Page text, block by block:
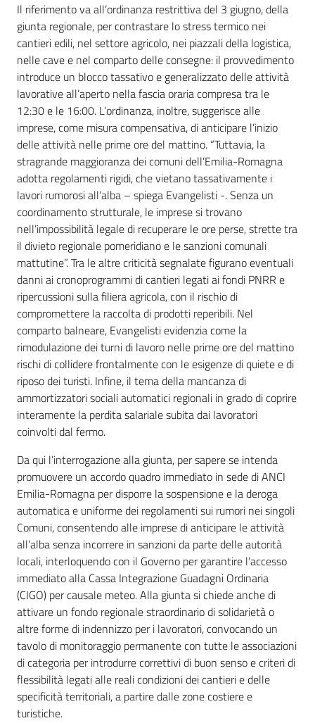
Il riferimento va all’ordinanza restrittiva del 3 giugno, della
giunta regionale, per contrastare lo stress termico nei
cantieri edili, nel settore agricolo, nei piazzali della logistica,
nelle cave e nel comparto delle consegne: il provvedimento
introduce un blocco tassativo e generalizzato delle attività
lavorative all’aperto nella fascia oraria compresa tra le
12:30 e le 16:00. L’ordinanza, inoltre, suggerisce alle
imprese, come misura compensativa, di anticipare l’inizio
delle attività nelle prime ore del mattino. “Tuttavia, la
stragrande maggioranza dei comuni dell’Emilia-Romagna
adotta regolamenti rigidi, che vietano tassativamente i
lavori rumorosi all’alba – spiega Evangelisti -. Senza un
coordinamento strutturale, le imprese si trovano
nell’impossibilità legale di recuperare le ore perse, strette tra
il divieto regionale pomeridiano e le sanzioni comunali
mattutine”. Tra le altre criticità segnalate figurano eventuali
danni ai cronoprogrammi di cantieri legati ai fondi PNRR e
ripercussioni sulla filiera agricola, con il rischio di
compromettere la raccolta di prodotti reperibili. Nel
comparto balneare, Evangelisti evidenzia come la
rimodulazione dei turni di lavoro nelle prime ore del mattino
rischi di collidere frontalmente con le esigenze di quiete e di
riposo dei turisti. Infine, il tema della mancanza di
ammortizzatori sociali automatici regionali in grado di coprire
interamente la perdita salariale subita dai lavoratori
coinvolti dal fermo.
Da qui l’interrogazione alla giunta, per sapere se intenda
promuovere un accordo quadro immediato in sede di ANCI
Emilia-Romagna per disporre la sospensione e la deroga
automatica e uniforme dei regolamenti sui rumori nei singoli
Comuni, consentendo alle imprese di anticipare le attività
all’alba senza incorrere in sanzioni da parte delle autorità
locali, interloquendo con il Governo per garantire l’accesso
immediato alla Cassa Integrazione Guadagni Ordinaria
(CIGO) per causale meteo. Alla giunta si chiede anche di
attivare un fondo regionale straordinario di solidarietà o
altre forme di indennizzo per i lavoratori, convocando un
tavolo di monitoraggio permanente con tutte le associazioni
di categoria per introdurre correttivi di buon senso e criteri di
flessibilità legati alle reali condizioni dei cantieri e delle
specificità territoriali, a partire dalle zone costiere e
turistiche.